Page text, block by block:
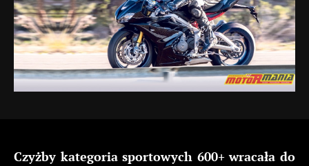
Czyżby kategoria sportowych 600+ wracała do